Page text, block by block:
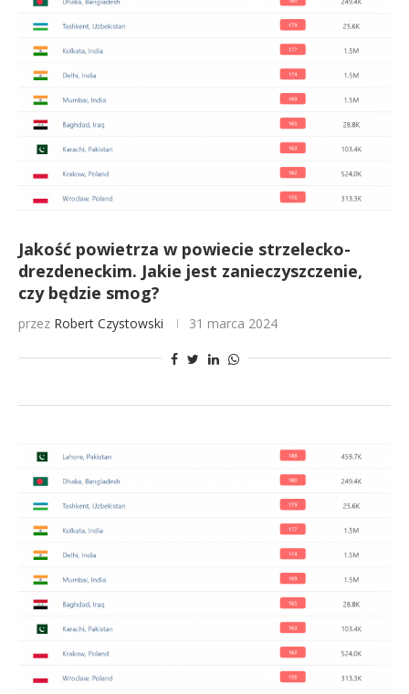
Jakość powietrza w powiecie strzelecko-
drezdeneckim. Jakie jest zanieczyszczenie,
czy będzie smog?
przez Robert Czystowski 31 marca 2024